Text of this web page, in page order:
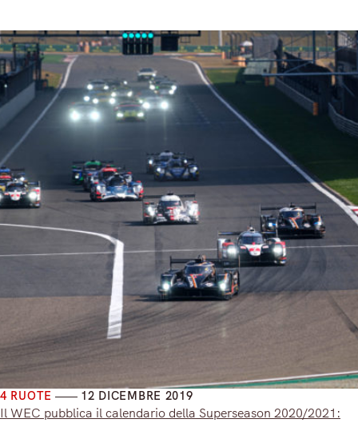
4 RUOTE 12 DICEMBRE 2019
Il WEC pubblica il calendario della Superseason 2020/2021: